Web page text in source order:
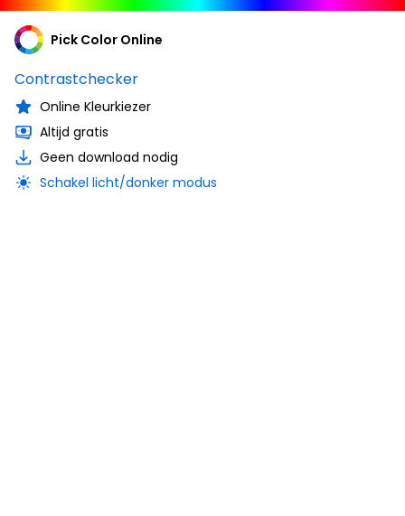
Pick Color Online
Contrastchecker
Online Kleurkiezer
Altijd gratis
Geen download nodig
Schakel licht/donker modus